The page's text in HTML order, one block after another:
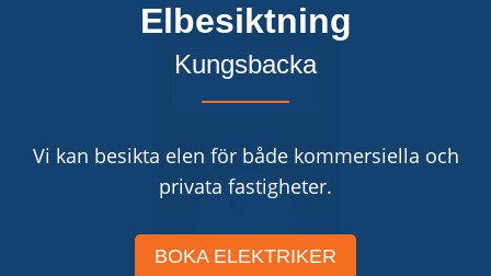
Elbesiktning
Kungsbacka
Vi kan besikta elen för både kommersiella och
privata fastigheter.
BOKA ELEKTRIKER